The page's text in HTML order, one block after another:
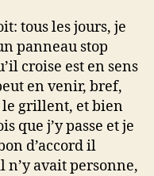
tous les jours, je
panneau stop
croise est en sens
en venir, bref,
le grillent, et bien
que j’y passe et je
d’accord il
n’y avait personne,